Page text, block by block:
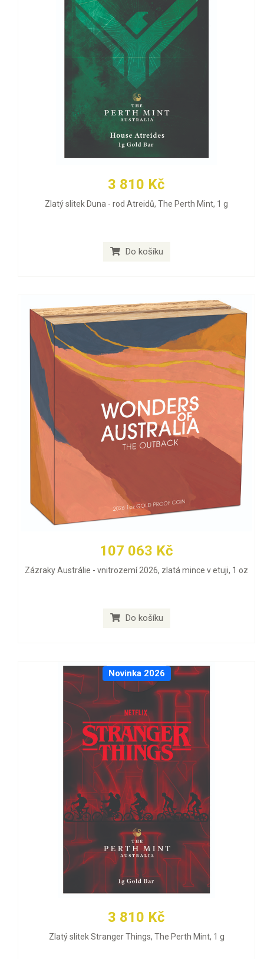
3 810 Kč
Zlatý slitek Duna - rod Atreidů, The Perth Mint, 1 g
Do košíku
107 063 Kč
Zázraky Austrálie - vnitrozemí 2026, zlatá mince v etuji, 1 oz
Do košíku
Novinka 2026
3 810 Kč
Zlatý slitek Stranger Things, The Perth Mint, 1 g